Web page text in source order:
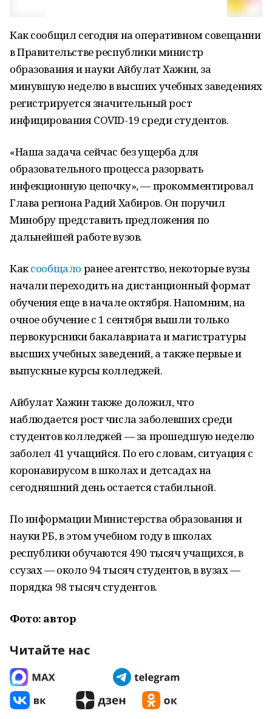
Как сообщил сегодня на оперативном совещании
в Правительстве республики министр
образования и науки Айбулат Хажин, за
минувшую неделю в высших учебных заведениях
регистрируется значительный рост
инфицирования COVID-19 среди студентов.
«Наша задача сейчас без ущерба для
образовательного процесса разорвать
инфекционную цепочку», — прокомментировал
Глава региона Радий Хабиров. Он поручил
Минобру представить предложения по
дальнейшей работе вузов.
Каксообщало ранее агентство, некоторые вузы
начали переходить на дистанционный формат
обучения еще в начале октября. Напомним, на
очное обучение с 1 сентября вышли только
первокурсники бакалавриата и магистратуры
высших учебных заведений, а также первые и
выпускные курсы колледжей.
Айбулат Хажин также доложил, что
наблюдается рост числа заболевших среди
студентов колледжей — за прошедшую неделю
заболел 41 учащийся. По его словам, ситуация с
коронавирусом в школах и детсадах на
сегодняшний день остается стабильной.
По информации Министерства образования и
науки РБ, в этом учебном году в школах
республики обучаются 490 тысяч учащихся, в
ссузах — около 94 тысяч студентов, в вузах —
порядка 98 тысяч студентов.
Фото: автор
Читайте нас